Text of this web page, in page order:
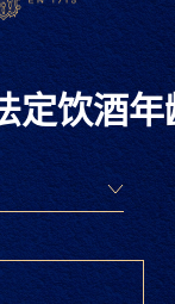
定饮酒
爹
分享